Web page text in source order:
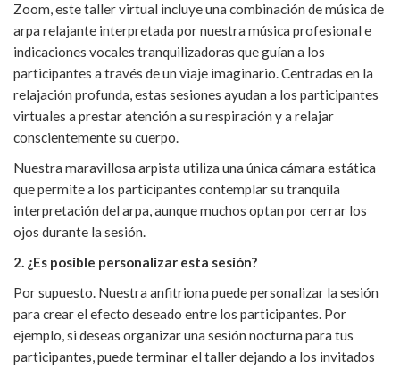
Zoom, este taller virtual incluye una combinación de música de
arpa relajante interpretada por nuestra música profesional e
indicaciones vocales tranquilizadoras que guían a los
participantes a través de un viaje imaginario. Centradas en la
relajación profunda, estas sesiones ayudan a los participantes
virtuales a prestar atención a su respiración y a relajar
conscientemente su cuerpo.
Nuestra maravillosa arpista utiliza una única cámara estática
que permite a los participantes contemplar su tranquila
interpretación del arpa, aunque muchos optan por cerrar los
ojos durante la sesión.
2. ¿Es posible personalizar esta sesión?
Por supuesto. Nuestra anfitriona puede personalizar la sesión
para crear el efecto deseado entre los participantes. Por
ejemplo, si deseas organizar una sesión nocturna para tus
participantes, puede terminar el taller dejando a los invitados